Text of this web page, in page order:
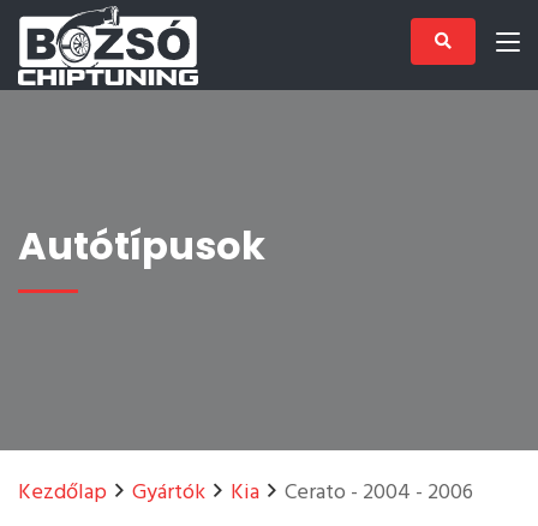
Autótípusok
Kezdőlap Gyártók Kia Cerato - 2004 - 2006